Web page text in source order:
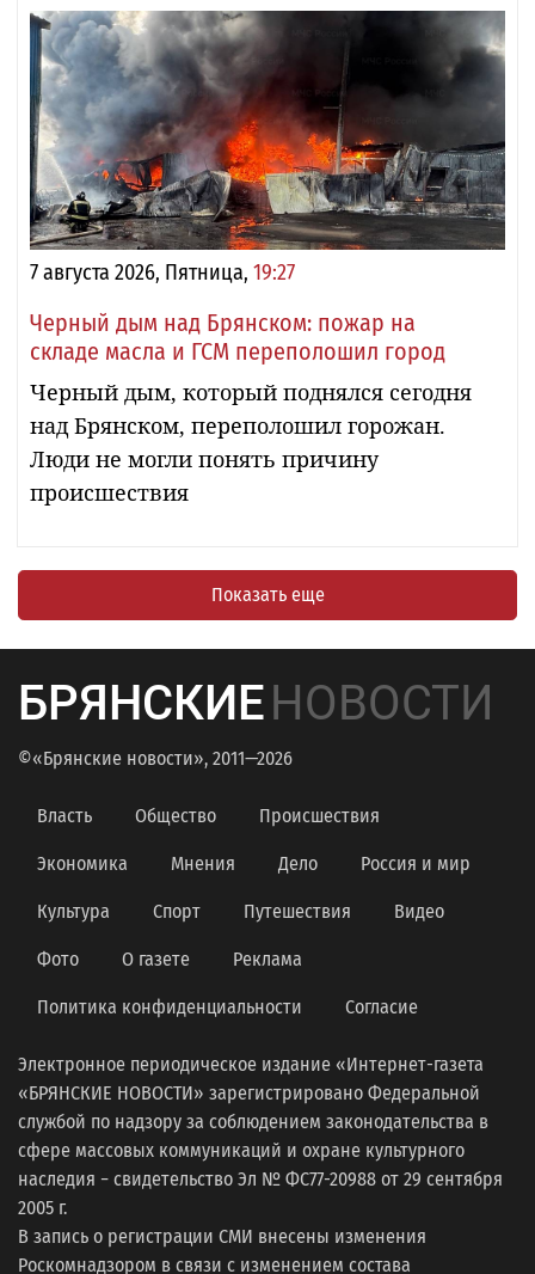
7 августа 2026, Пятница, 19:27
Черный дым над Брянском: пожар на
складе масла и ГСМ переполошил город
Черный дым, который поднялся сегодня
над Брянском, переполошил горожан.
Люди не могли понять причину
происшествия
Показать еще
БРЯНСКИЕНОВОСТИ
©«Брянские новости», 2011—2026
Власть Общество Происшествия
Экономика Мнения Дело Россия и мир
Культура Спорт Путешествия Видео
Фото О газете Реклама
Политика конфиденциальности Согласие
Электронное периодическое издание «Интернет-газета
«БРЯНСКИЕ НОВОСТИ» зарегистрировано Федеральной
службой по надзору за соблюдением законодательства в
сфере массовых коммуникаций и охране культурного
наследия − свидетельство Эл № ФС77-20988 от 29 сентября
2005 г.
В запись о регистрации СМИ внесены изменения
Роскомнадзором в связи с изменением состава